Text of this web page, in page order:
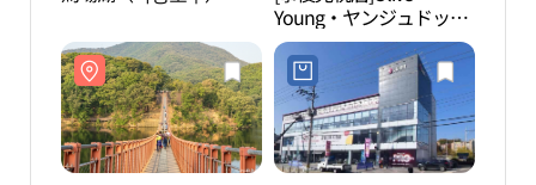
Young・ヤンジュドッケ
（楊州徳溪）店(올리브
영 양주덕계점)